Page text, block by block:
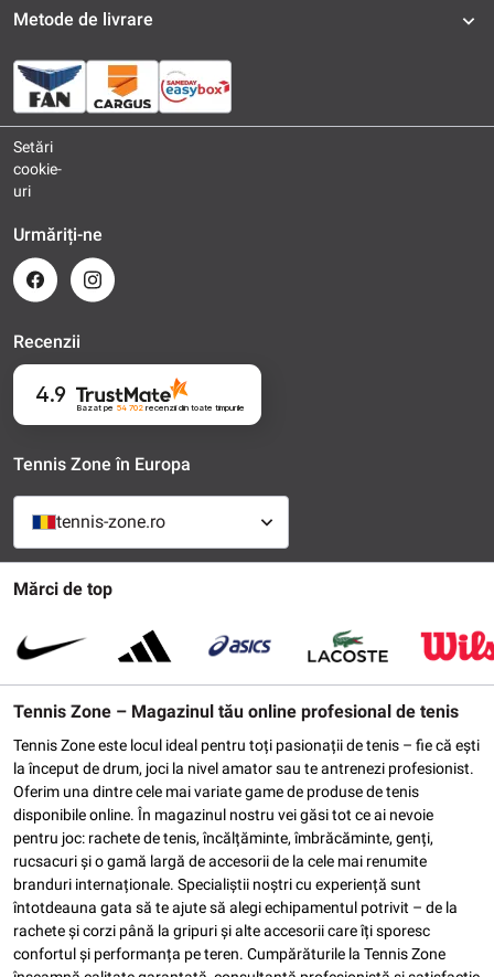
Mărci de top
Tennis Zone – Magazinul tău online profesional de tenis
Tennis Zone este locul ideal pentru toți pasionații de tenis – fie că ești
la început de drum, joci la nivel amator sau te antrenezi profesionist.
Oferim una dintre cele mai variate game de produse de tenis
disponibile online. În magazinul nostru vei găsi tot ce ai nevoie
pentru joc: rachete de tenis, încălțăminte, îmbrăcăminte, genți,
rucsacuri și o gamă largă de accesorii de la cele mai renumite
branduri internaționale. Specialiștii noștri cu experiență sunt
întotdeauna gata să te ajute să alegi echipamentul potrivit – de la
rachete și corzi până la gripuri și alte accesorii care îți sporesc
confortul și performanța pe teren. Cumpărăturile la Tennis Zone
Metode de livrare
Setări
cookie-
uri
Urmăriți-ne
Recenzii
4.9
Bazat pe 54 702recenziidin toate timpurile
Tennis Zone în Europa
tennis-zone.ro